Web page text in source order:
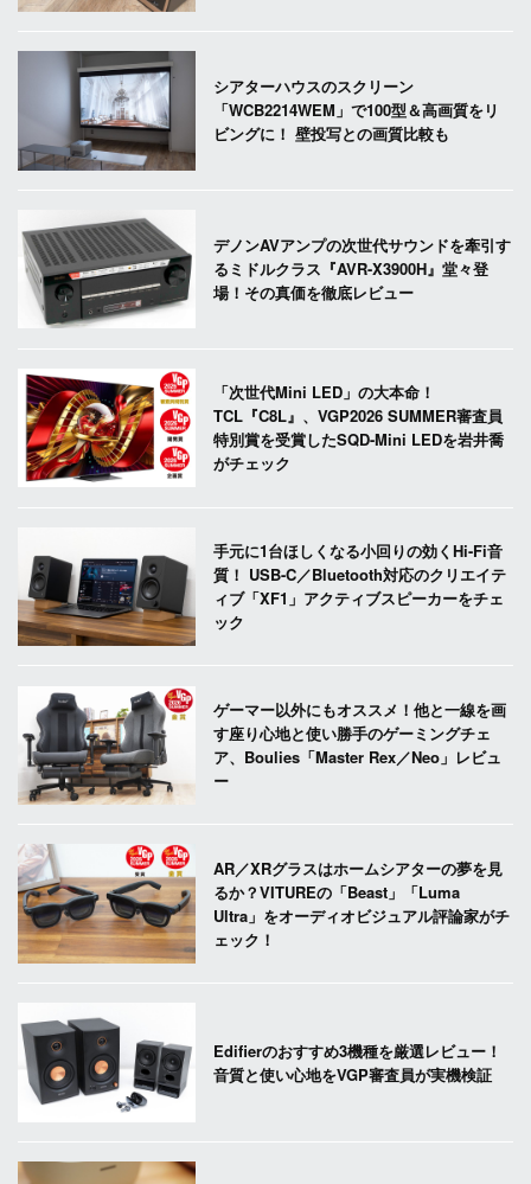
シアターハウスのスクリーン
「WCB2214WEM」で100型＆高画質をリ
ビングに！ 壁投写との画質比較も
デノンAVアンプの次世代サウンドを牽引す
るミドルクラス『AVR-X3900H』堂々登
場！その真価を徹底レビュー
「次世代Mini LED」の大本命！
TCL『C8L』、VGP2026 SUMMER審査員
特別賞を受賞したSQD-Mini LEDを岩井喬
がチェック
手元に1台ほしくなる小回りの効くHi-Fi音
質！ USB-C／Bluetooth対応のクリエイテ
ィブ「XF1」アクティブスピーカーをチェ
ック
ゲーマー以外にもオススメ！他と一線を画
す座り心地と使い勝手のゲーミングチェ
ア、Boulies「Master Rex／Neo」レビュ
ー
AR／XRグラスはホームシアターの夢を見
るか？VITUREの「Beast」「Luma
Ultra」をオーディオビジュアル評論家がチ
ェック！
Edifierのおすすめ3機種を厳選レビュー！
音質と使い心地をVGP審査員が実機検証